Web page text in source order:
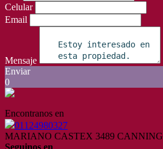
Celular
Email
Mensaje
Enviar
0
Encontranos en
01124980327
MARIANO CASTEX 3489 CANNING
Seguinos en